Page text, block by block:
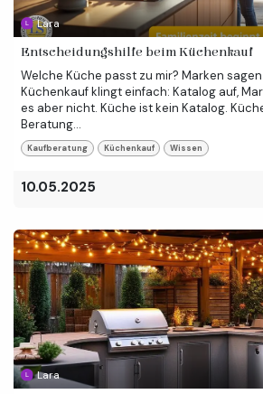
Lara
Entscheidungshilfe beim Küchenkauf ​
Welche Küche passt zu mir? Marken
Küchenkauf klingt einfach: Katalog auf,
es aber nicht. Küche ist kein Katalog.
Beratung...
Kaufberatung Küchenkauf Wissen
10.05.2025
Lara